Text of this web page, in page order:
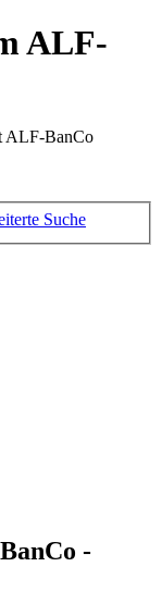
ALF-
ALF-BanCo
Suche
-